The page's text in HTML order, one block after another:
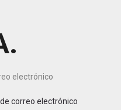
electrónico